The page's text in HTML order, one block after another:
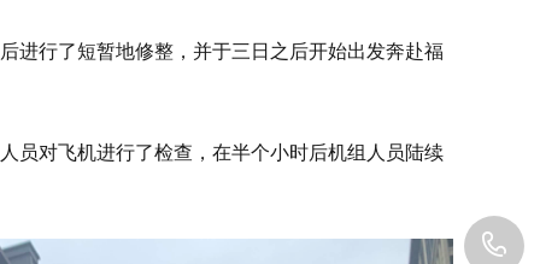
进行了短暂地修整，并于三日之后开始出发奔赴福
员对飞机进行了检查，在半个小时后机组人员陆续